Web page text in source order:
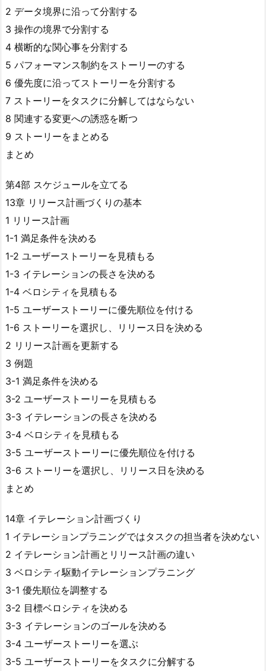
2 データ境界に沿って分割する
3 操作の境界で分割する
4 横断的な関心事を分割する
5 パフォーマンス制約をストーリーのする
6 優先度に沿ってストーリーを分割する
7 ストーリーをタスクに分解してはならない
8 関連する変更への誘惑を断つ
9 ストーリーをまとめる
まとめ
第4部 スケジュールを立てる
13章 リリース計画づくりの基本
1 リリース計画
1-1 満足条件を決める
1-2 ユーザーストーリーを見積もる
1-3 イテレーションの長さを決める
1-4 ベロシティを見積もる
1-5 ユーザーストーリーに優先順位を付ける
1-6 ストーリーを選択し、リリース日を決める
2 リリース計画を更新する
3 例題
3-1 満足条件を決める
3-2 ユーザーストーリーを見積もる
3-3 イテレーションの長さを決める
3-4 ベロシティを見積もる
3-5 ユーザーストーリーに優先順位を付ける
3-6 ストーリーを選択し、リリース日を決める
まとめ
14章 イテレーション計画づくり
1 イテレーションプラニングではタスクの担当者を決めない
2 イテレーション計画とリリース計画の違い
3 ベロシティ駆動イテレーションプラニング
3-1 優先順位を調整する
3-2 目標ベロシティを決める
3-3 イテレーションのゴールを決める
3-4 ユーザーストーリーを選ぶ
3-5 ユーザーストーリーをタスクに分解する